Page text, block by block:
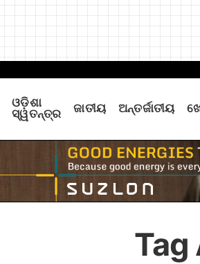
ଓଡ଼ିଶା
ସ୍ୱତନ୍ତ୍ର
ଜାତୀୟ ଅନ୍ତର୍ଜାତୀୟ